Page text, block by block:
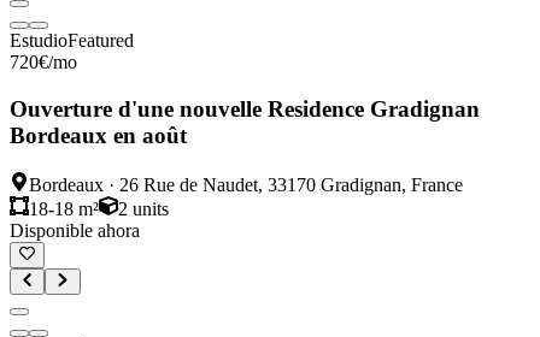
EstudioFeatured
720€/mo
Ouverture d'une nouvelle Residence Gradignan
Bordeaux en août
Bordeaux · 26 Rue de Naudet, 33170 Gradignan, France
18-18 m²
2 units
Disponible ahora